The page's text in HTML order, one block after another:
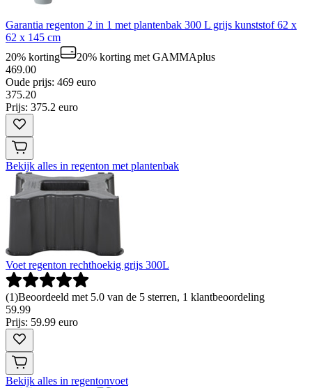
Garantia regenton 2 in 1 met plantenbak 300 L grijs kunststof 62 x
62 x 145 cm
20% korting
20% korting met GAMMAplus
469.00
Oude prijs: 469 euro
375.20
Prijs: 375.2 euro
Bekijk alles in regenton met plantenbak
Voet regenton rechthoekig grijs 300L
(1)Beoordeeld met 5.0 van de 5 sterren, 1 klantbeoordeling
59.99
Prijs: 59.99 euro
Bekijk alles in regentonvoet